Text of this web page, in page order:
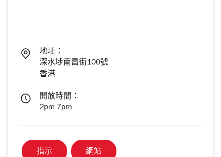
地址：
深水埗南昌街100號
香港
開放時間：
2pm-7pm
指示 網站